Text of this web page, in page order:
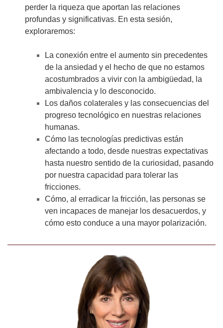
perder la riqueza que aportan las relaciones
profundas y significativas. En esta sesión,
exploraremos:
La conexión entre el aumento sin precedentes
de la ansiedad y el hecho de que no estamos
acostumbrados a vivir con la ambigüedad, la
ambivalencia y lo desconocido.
Los daños colaterales y las consecuencias del
progreso tecnológico en nuestras relaciones
humanas.
Cómo las tecnologías predictivas están
afectando a todo, desde nuestras expectativas
hasta nuestro sentido de la curiosidad, pasando
por nuestra capacidad para tolerar las
fricciones.
Cómo, al erradicar la fricción, las personas se
ven incapaces de manejar los desacuerdos, y
cómo esto conduce a una mayor polarización.